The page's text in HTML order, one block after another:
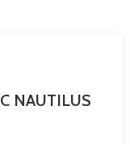
NAUTILUS